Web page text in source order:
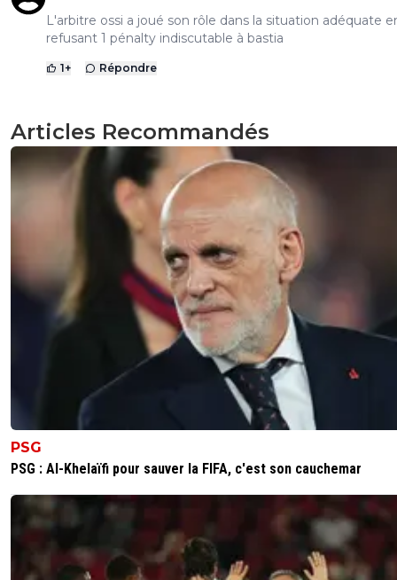
L'arbitre ossi a joué son rôle dans la situation adéquate
refusant 1 pénalty indiscutable à bastia
1+ Répondre
Articles Recommandés
PSG
PSG : Al-Khelaïfi pour sauver la FIFA, c'est son cauchemar